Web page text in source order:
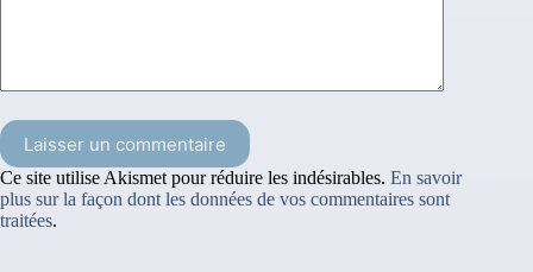
Laisser un commentaire
Ce site utilise Akismet pour réduire les indésirables. En savoir
plus sur la façon dont les données de vos commentaires sont
traitées.